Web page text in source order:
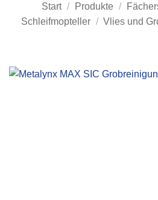
Start / Produkte /
Schleifmopteller / Vlies und